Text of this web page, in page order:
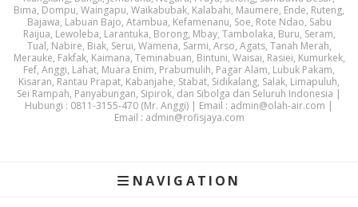
Bima, Dompu, Waingapu, Waikabubak, Kalabahi, Maumere, Ende, Ruteng,
Bajawa, Labuan Bajo, Atambua, Kefamenanu, Soe, Rote Ndao, Sabu
Raijua, Lewoleba, Larantuka, Borong, Mbay, Tambolaka, Buru, Seram,
Tual, Nabire, Biak, Serui, Wamena, Sarmi, Arso, Agats, Tanah Merah,
Merauke, Fakfak, Kaimana, Teminabuan, Bintuni, Waisai, Rasiei, Kumurkek,
Fef, Anggi, Lahat, Muara Enim, Prabumulih, Pagar Alam, Lubuk Pakam,
Kisaran, Rantau Prapat, Kabanjahe, Stabat, Sidikalang, Salak, Limapuluh,
Sei Rampah, Panyabungan, Sipirok, dan Sibolga dan Seluruh Indonesia |
Hubungi : 0811-3155-470 (Mr. Anggi) | Email : admin@olah-air.com |
Email : admin@rofisjaya.com
NAVIGATION